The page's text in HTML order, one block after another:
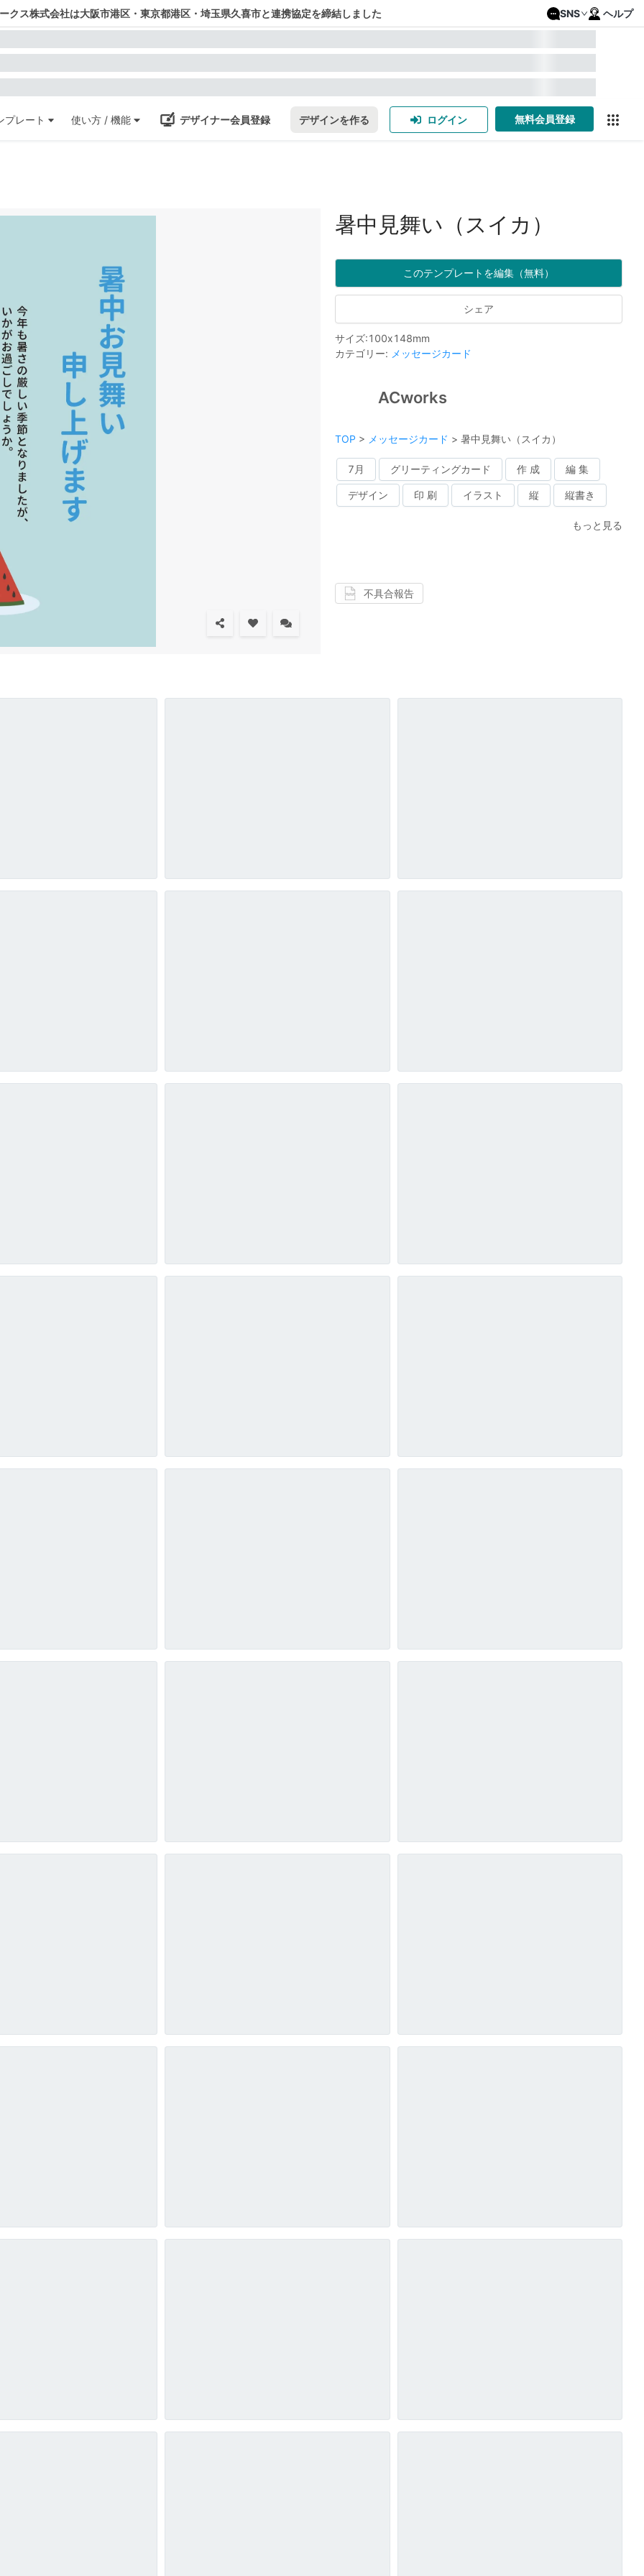
クス株式会社は大阪市港区・東京都港区・埼玉県久喜市と連携協定を締結しました SNS ヘルプ
プレート 使い方 / 機能 デザイナー会員登録 デザインを作る ログイン 無料会員登録
暑中見舞い（スイカ）
このテンプレートを編集（無料）
シェア
サイズ:100x148mm
カテゴリー: メッセージカード
ACworks
TOP > メッセージカード > 暑中見舞い（スイカ）
7月 グリーティングカード 作 成 編 集
デザイン 印 刷 イラスト 縦 縦書き
もっと見る
不具合報告